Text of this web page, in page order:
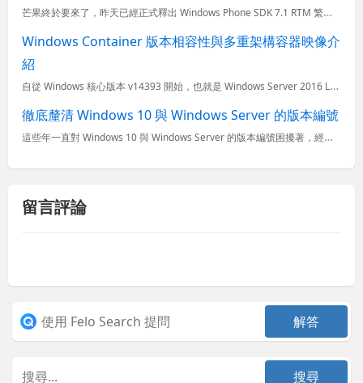
芒果終於要來了，昨天已經正式釋出 Windows Phone SDK 7.1 RTM 繁體中文版，而估計在幾週內應該所有 Windows Phone 7 的使用者就能夠自動更新到支援多國語系、完整的中...
Windows Container 版本相容性與多重架構容器映像介
紹
自從 Windows 核心版本 v14393 開始，也就是 Windows Server 2016 LTSC 與 Windows 10 年度更新版，正式開始支援 Windows 容器，這意謂著企業可以
徹底釐清 Windows 10 與 Windows Server 的版本編號
這些年一直對 Windows 10 與 Windows Server 的版本編號困擾著，經常會聽到什麼 Windows 10 周年更新、Windows 10 創作者更新 之類的名稱，完全摸不著頭緒，你
留言評論